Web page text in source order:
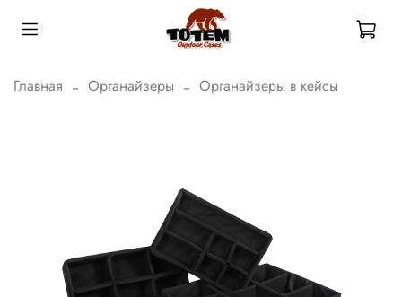
Главная Органайзеры Органайзеры в кейсы